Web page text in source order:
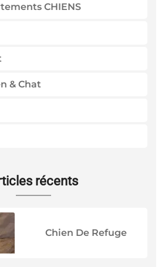
CHIENS
& Chat
récents
Chien De Refuge